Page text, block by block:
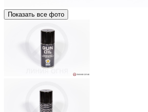
Показать все фото